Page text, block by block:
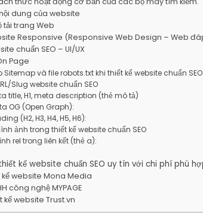
dung của website
tải trang Web
Responsive (Responsive Web Design – Web
chuẩn SEO – UI/UX
Page
Sitemap và file robots.txt khi thiết kế website chuẩn SEO
Slug website chuẩn SEO
title, H1, meta description (thẻ mô tả)
OG (Open Graph):
(H2, H3, H4, H5, H6):
ảnh trong thiết kế website chuẩn SEO
rel trong liên kết (thẻ a):
kế website chuẩn SEO uy tín với chi phí phù
website Mona Media
công nghệ MYPAGE
kế website Trust.vn